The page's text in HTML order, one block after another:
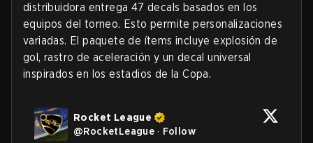
distribuidora entrega 47 decals basados en los
equipos del torneo. Esto permite personalizaciones
variadas. El paquete de ítems incluye explosión de
gol, rastro de aceleración y un decal universal
inspirados en los estadios de la Copa.
Rocket League
@RocketLeague · Follow